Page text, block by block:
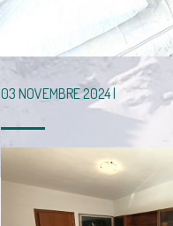
03 NOVEMBRE 2024 |